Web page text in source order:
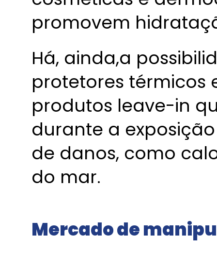
promovem
Há, ainda,a
protetores térmicos
produtos leave-in
durante a
de danos, como
do mar.
Mercado de